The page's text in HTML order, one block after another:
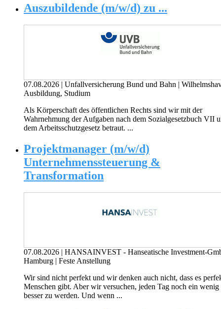
Auszubildende (m/w/d) zu ...
07.08.2026 | Unfallversicherung Bund und Bahn |
Ausbildung, Studium
Als Körperschaft des öffentlichen Rechts sind wir mit der
Wahrnehmung der Aufgaben nach dem Sozial­gesetzbuch VII
dem Arbeits­schutzgesetz betraut. ...
Projektmanager (m/w/d)
Unternehmenssteuerung &
Transformation
07.08.2026 | HANSAINVEST - Hanseatische Investment-
Hamburg | Feste Anstellung
Wir sind nicht perfekt und wir denken auch nicht, dass es
Menschen gibt. Aber wir versuchen, jeden Tag noch ein wenig
besser zu werden. Und wenn ...